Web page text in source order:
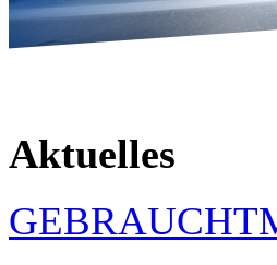
Aktuelles